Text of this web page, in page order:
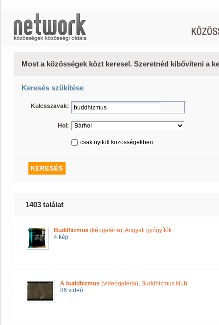
Most a közösségek közt keresel. Szeretnéd kibővíteni a
Keresés szűkítése
Kulcsszavak:
Hol:
csak nyitott közösségekben
1403 találat
Buddhizmus (képgaléria),Angyali gyógyítók
4 kép
A buddhizmus (videógaléria), Buddhizmus klub
86 videó